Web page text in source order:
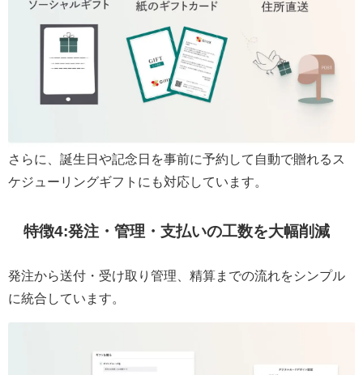
さらに、誕生日や記念日を事前に予約して自動で贈れるス
ケジューリングギフトにも対応しています。
特徴4:発注・管理・支払いの工数を大幅削減
発注から送付・受け取り管理、精算までの流れをシンプル
に統合しています。